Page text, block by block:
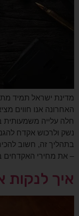
מדינת ישראל תמיד
האחרונה אנו חווים
חלה עלייה משמעותית
נשק ולרכוש אקדח
בתהליך זה, חשוב
– את מחירי האקדחים
איך לנקות